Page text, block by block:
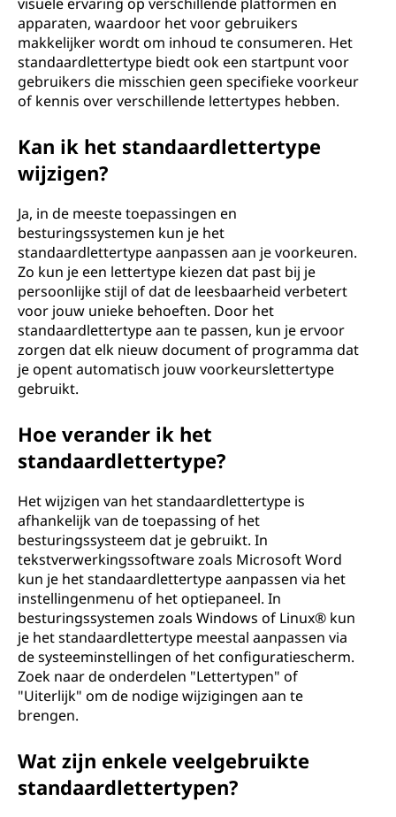
apparaten, waardoor het voor gebruikers
makkelijker wordt om inhoud te consumeren. Het
standaardlettertype biedt ook een startpunt voor
gebruikers die misschien geen specifieke voorkeur
of kennis over verschillende lettertypes hebben.
Kan ik het standaardlettertype
wijzigen?
Ja, in de meeste toepassingen en
besturingssystemen kun je het
standaardlettertype aanpassen aan je voorkeuren.
Zo kun je een lettertype kiezen dat past bij je
persoonlijke stijl of dat de leesbaarheid verbetert
voor jouw unieke behoeften. Door het
standaardlettertype aan te passen, kun je ervoor
zorgen dat elk nieuw document of programma dat
je opent automatisch jouw voorkeurslettertype
gebruikt.
Hoe verander ik het
standaardlettertype?
Het wijzigen van het standaardlettertype is
afhankelijk van de toepassing of het
besturingssysteem dat je gebruikt. In
tekstverwerkingssoftware zoals Microsoft Word
kun je het standaardlettertype aanpassen via het
instellingenmenu of het optiepaneel. In
besturingssystemen zoals Windows of Linux® kun
je het standaardlettertype meestal aanpassen via
de systeeminstellingen of het configuratiescherm.
Zoek naar de onderdelen "Lettertypen" of
"Uiterlijk" om de nodige wijzigingen aan te
brengen.
Wat zijn enkele veelgebruikte
standaardlettertypen?